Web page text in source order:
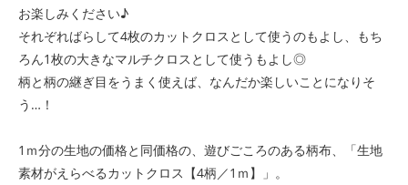
お楽しみください♪
それぞればらして4枚のカットクロスとして使うのもよし、もち
ろん1枚の大きなマルチクロスとして使うもよし◎
柄と柄の継ぎ目をうまく使えば、なんだか楽しいことになりそ
う…！
1ｍ分の生地の価格と同価格の、遊びごころのある柄布、「生地
素材がえらべるカットクロス【4柄／1ｍ】」。